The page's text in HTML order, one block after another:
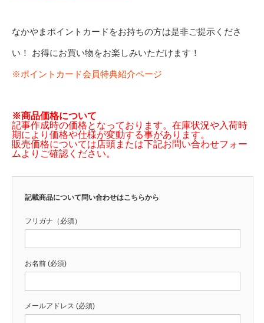
なかやまポイントカードをお持ちの方は是非ご提示くださ
い！ お得にお買い物をお楽しみいただけます！
※ポイントカード会員特典紹介ページ
※商品価格について
記事作成時の価格となっております。在庫状況や入荷時
期により価格や仕様が変動する事があります。
販売価格については店頭または下記お問い合わせフォー
ムよりご確認ください。
記載商品について問い合わせはこちらから
フリガナ（必須）
お名前 (必須)
メールアドレス (必須)